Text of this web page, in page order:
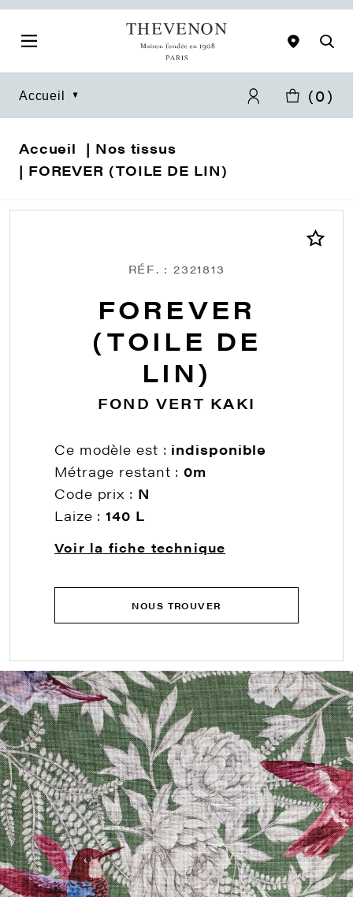
Accueil (0)
Accueil
Nos tissus
FOREVER (TOILE DE LIN)
RÉF. : 2321813
FOREVER
(TOILE DE
LIN)
FOND VERT KAKI
Ce modèle est : indisponible
Métrage restant :0m
Code prix : N
Laize :140 L
Voir la fiche technique
NOUS TROUVER